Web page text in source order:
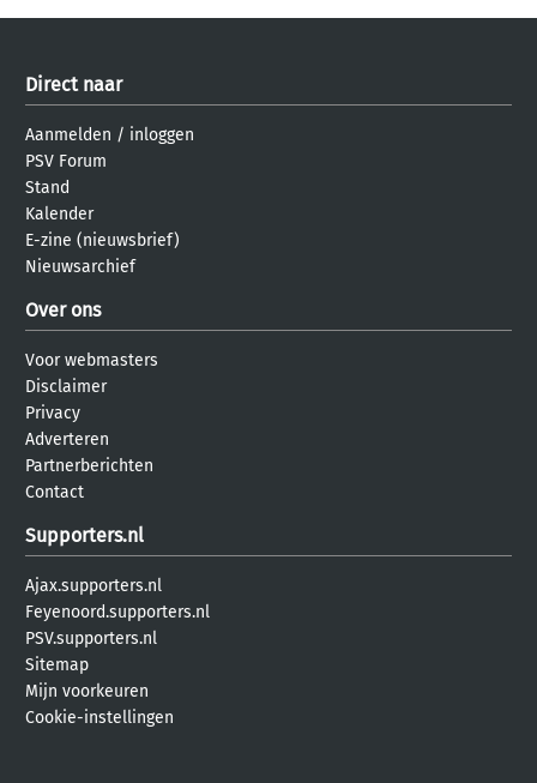
Direct naar
Aanmelden / inloggen
PSV Forum
Stand
Kalender
E-zine (nieuwsbrief)
Nieuwsarchief
Over ons
Voor webmasters
Disclaimer
Privacy
Adverteren
Partnerberichten
Contact
Supporters.nl
Ajax.supporters.nl
Feyenoord.supporters.nl
PSV.supporters.nl
Sitemap
Mijn voorkeuren
Cookie-instellingen